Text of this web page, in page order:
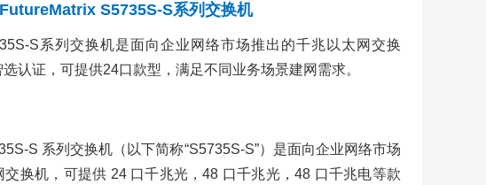
S5735S-S系列交换机
S系列交换机是面向企业网络市场推出的千兆以太网交换
认证，可提供24口款型，满足不同业务场景建网需求。
S 系列交换机（以下简称“S5735S-S”）是面向企业网络市场
交换机，可提供 24 口千兆光，48 口千兆光，48 口千兆电等款